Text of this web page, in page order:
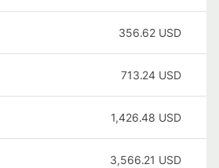
356.62 USD
713.24 USD
1,426.48 USD
3,566.21 USD